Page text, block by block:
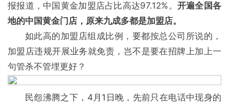
报报道，中国黄金加盟店占比高达97.12%。 开遍全国各
地的中国黄金门店，原来九成多都是加盟店。
如此高的加盟店组成比例，要都按总公司所说的，
加盟店违规开展业务就免责，岂不是要在招牌上加上一
句管杀不管埋更好？
民怨沸腾之下，4月1日晚，先前只在电话中现身的